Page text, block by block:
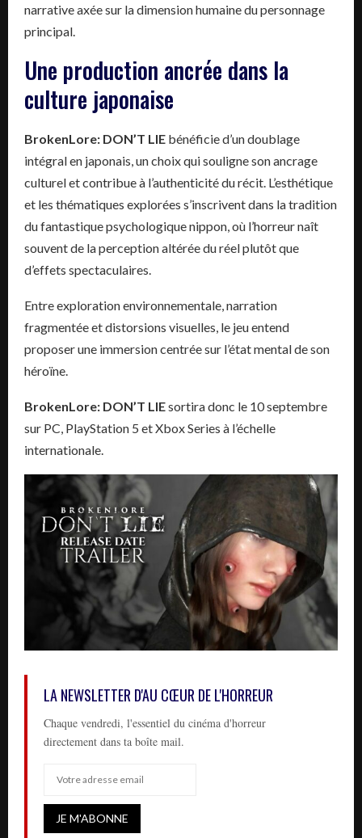
narrative axée sur la dimension humaine du personnage
principal.
Une production ancrée dans la
culture japonaise
BrokenLore: DON’T LIE bénéficie d’un doublage
intégral en japonais, un choix qui souligne son ancrage
culturel et contribue à l’authenticité du récit. L’esthétique
et les thématiques explorées s’inscrivent dans la tradition
du fantastique psychologique nippon, où l’horreur naît
souvent de la perception altérée du réel plutôt que
d’effets spectaculaires.
Entre exploration environnementale, narration
fragmentée et distorsions visuelles, le jeu entend
proposer une immersion centrée sur l’état mental de son
héroïne.
BrokenLore: DON’T LIEsortira donc le 10 septembre
sur PC, PlayStation 5 et Xbox Series à l’échelle
internationale.
LA NEWSLETTER D'AU CŒUR DE L'HORREUR
Chaque vendredi, l'essentiel du cinéma d'horreur
directement dans ta boîte mail.